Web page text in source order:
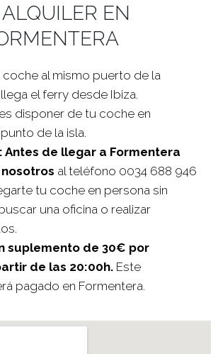
EN
al mismo puerto de la
el ferry desde Ibiza.
disponer de tu coche en
de la isla.
Antes de llegar a Formentera
al teléfono 0034 688 946
tu coche en persona sin
una oficina o realizar
suplemento de 30€ por
de las 20:00h.Este
pagado en Formentera.